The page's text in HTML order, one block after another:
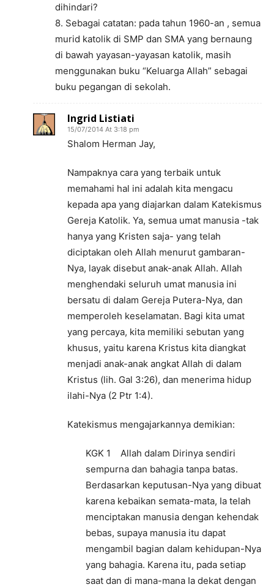
dihindari?
8. Sebagai catatan: pada tahun 1960-an , semua
murid katolik di SMP dan SMA yang bernaung
di bawah yayasan-yayasan katolik, masih
menggunakan buku “Keluarga Allah” sebagai
buku pegangan di sekolah.
Ingrid Listiati
15/07/2014 At 3:18 pm
Shalom Herman Jay,
Nampaknya cara yang terbaik untuk
memahami hal ini adalah kita mengacu
kepada apa yang diajarkan dalam Katekismus
Gereja Katolik. Ya, semua umat manusia -tak
hanya yang Kristen saja- yang telah
diciptakan oleh Allah menurut gambaran-
Nya, layak disebut anak-anak Allah. Allah
menghendaki seluruh umat manusia ini
bersatu di dalam Gereja Putera-Nya, dan
memperoleh keselamatan. Bagi kita umat
yang percaya, kita memiliki sebutan yang
khusus, yaitu karena Kristus kita diangkat
menjadi anak-anak angkat Allah di dalam
Kristus (lih. Gal 3:26), dan menerima hidup
ilahi-Nya (2 Ptr 1:4).
Katekismus mengajarkannya demikian:
KGK 1 Allah dalam Dirinya sendiri
sempurna dan bahagia tanpa batas.
Berdasarkan keputusan-Nya yang dibuat
karena kebaikan semata-mata, Ia telah
menciptakan manusia dengan kehendak
bebas, supaya manusia itu dapat
mengambil bagian dalam kehidupan-Nya
yang bahagia. Karena itu, pada setiap
saat dan di mana-mana Ia dekat dengan